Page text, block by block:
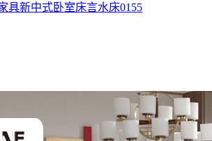
具新中式卧室床言水床0155